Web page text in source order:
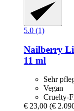
5.0 (1)
Nailberry
11 ml
Sehr
Vegan
Cruelty-
€ 23,00 (€